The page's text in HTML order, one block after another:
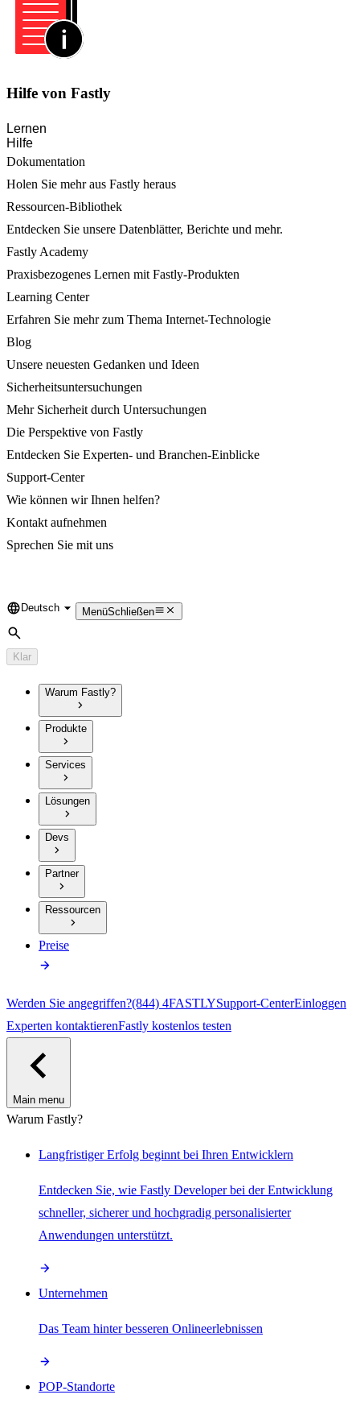
Hilfe von Fastly
Lernen
Hilfe
Dokumentation
Holen Sie mehr aus Fastly heraus
Ressourcen-Bibliothek
Entdecken Sie unsere Datenblätter, Berichte und mehr.
Fastly Academy
Praxisbezogenes Lernen mit Fastly-Produkten
Learning Center
Erfahren Sie mehr zum Thema Internet-Technologie
Blog
Unsere neuesten Gedanken und Ideen
Sicherheitsuntersuchungen
Mehr Sicherheit durch Untersuchungen
Die Perspektive von Fastly
Entdecken Sie Experten- und Branchen-Einblicke
Support-Center
Wie können wir Ihnen helfen?
Kontakt aufnehmen
Sprechen Sie mit uns
Language
Deutsch MenüSchließen
Suche
Klar
Warum Fastly?
Produkte
Services
Lösungen
Devs
Partner
Ressourcen
Preise
Werden Sie angegriffen?(844) 4FASTLYSupport-CenterEinloggen
Experten kontaktierenFastly kostenlos testen
Main menu
Warum Fastly?
Langfristiger Erfolg beginnt bei Ihren Entwicklern
Entdecken Sie, wie Fastly Developer bei der Entwicklung
schneller, sicherer und hochgradig personalisierter
Anwendungen unterstützt.
Unternehmen
Das Team hinter besseren Onlineerlebnissen
POP-Standorte